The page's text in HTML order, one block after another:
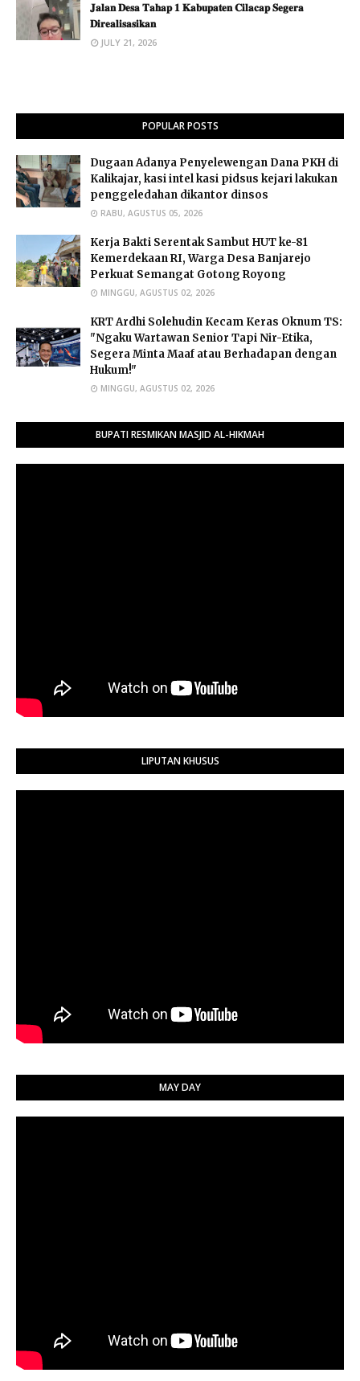
𝐉𝐚𝐥𝐚𝐧 𝐃𝐞𝐬𝐚 𝐓𝐚𝐡𝐚𝐩 𝟏 𝐊𝐚𝐛𝐮𝐩𝐚𝐭𝐞𝐧 𝐂𝐢𝐥𝐚𝐜𝐚𝐩 𝐒𝐞𝐠𝐞𝐫𝐚
𝐃𝐢𝐫𝐞𝐚𝐥𝐢𝐬𝐚𝐬𝐢𝐤𝐚𝐧
JULY 21, 2026
POPULAR POSTS
Dugaan Adanya Penyelewengan Dana PKH di
Kalikajar, kasi intel kasi pidsus kejari lakukan
penggeledahan dikantor dinsos
RABU, AGUSTUS 05, 2026
Kerja Bakti Serentak Sambut HUT ke-81
Kemerdekaan RI, Warga Desa Banjarejo
Perkuat Semangat Gotong Royong
MINGGU, AGUSTUS 02, 2026
​KRT Ardhi Solehudin Kecam Keras Oknum TS:
"Ngaku Wartawan Senior Tapi Nir-Etika,
Segera Minta Maaf atau Berhadapan dengan
Hukum!"
MINGGU, AGUSTUS 02, 2026
BUPATI RESMIKAN MASJID AL-HIKMAH
LIPUTAN KHUSUS
MAY DAY